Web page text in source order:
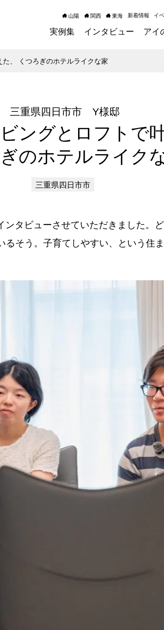
山陽 関西 東海 新着情報 イ
実例集 インタビュー アイ
、 くつろぎのホテルライクな家
三重県四日市市 Y様邸
ングとロフトで叶
のホテルライク
三重県四日市市
タビューさせていただきました。
そう。子育てしやすい、という住